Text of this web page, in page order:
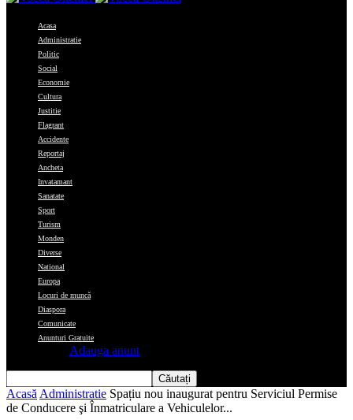
Acasa
Administratie
Politic
Social
Economie
Cultura
Justitie
Flagrant
Accidente
Reportaj
Ancheta
Invatamant
Sanatate
Sport
Turism
Monden
Diverse
National
Europa
Locuri de muncă
Diaspora
Comunicate
Anunturi Gratuite
Adauga anunt
Acasă Administratie Spațiu nou inaugurat pentru Serviciul Permise
de Conducere şi Înmatriculare a Vehiculelor...